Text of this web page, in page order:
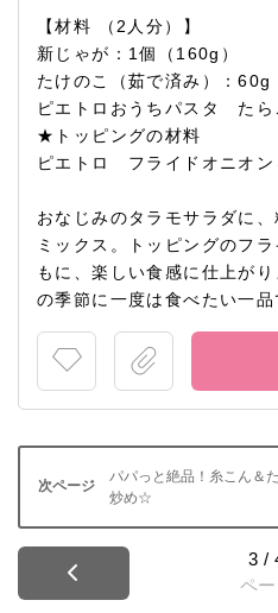
【材料 （2人分）】
新じゃが：1個（160g）
たけのこ（茹で済み）：60g
ピエトロおうちパスタ たら
★トッピングの材料
ピエトロ フライドオニオン
おなじみのタラモサラダに
ミックス。トッピングのフ
もに、楽しい食感に仕上が
の季節に一度は食べたい一品
パパっと絶品！糸こん＆
炒め☆
3 /
ペ